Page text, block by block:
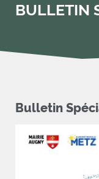
BULLETIN
Bulletin